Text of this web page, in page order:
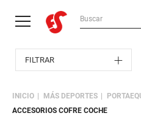
INICIO MÁS DEPORTES
ACCESORIOS COFRE COCHE
FILTRAR